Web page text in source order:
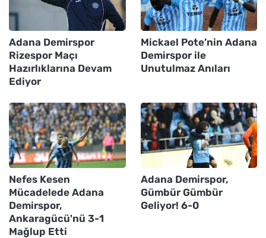
Adana Demirspor
Rizespor Maçı
Hazırlıklarına Devam
Ediyor
Mickael Pote’nin Adana
Demirspor ile
Unutulmaz Anıları
Nefes Kesen
Mücadelede Adana
Demirspor,
Ankaragücü'nü 3-1
Mağlup Etti
Adana Demirspor,
Gümbür Gümbür
Geliyor! 6-0